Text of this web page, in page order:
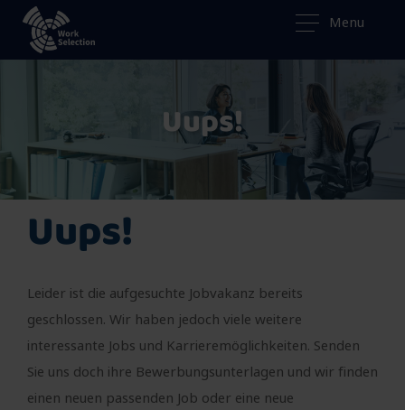
Menu
Uups!
Uups!
Leider ist die aufgesuchte Jobvakanz bereits
geschlossen. Wir haben jedoch viele weitere
interessante Jobs und Karrieremöglichkeiten. Senden
Sie uns doch ihre Bewerbungsunterlagen und wir finden
einen neuen passenden Job oder eine neue